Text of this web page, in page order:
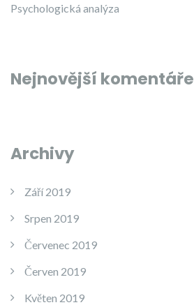
Psychologická analýza
Nejnovější komentáře
Archivy
Září 2019
Srpen 2019
Červenec 2019
Červen 2019
Květen 2019